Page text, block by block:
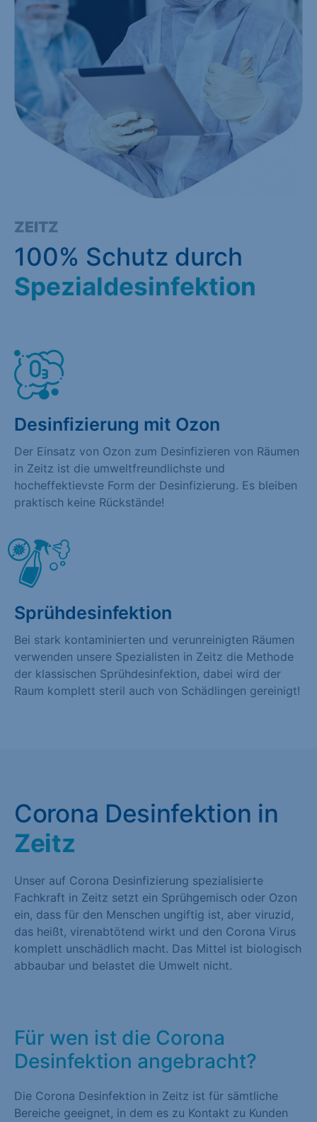
ZEITZ
100% Schutz durch
Spezialdesinfektion
Desinfizierung mit Ozon
Der Einsatz von Ozon zum Desinfizieren von Räumen
in Zeitz ist die umweltfreundlichste und
hocheffektievste Form der Desinfizierung. Es bleiben
praktisch keine Rückstände!
Sprühdesinfektion
Bei stark kontaminierten und verunreinigten Räumen
verwenden unsere Spezialisten in Zeitz die Methode
der klassischen Sprühdesinfektion, dabei wird der
Raum komplett steril auch von Schädlingen gereinigt!
Corona Desinfektion in
Zeitz
Unser auf Corona Desinfizierung spezialisierte
Fachkraft in Zeitz setzt ein Sprühgemisch oder Ozon
ein, dass für den Menschen ungiftig ist, aber viruzid,
das heißt, virenabtötend wirkt und den Corona Virus
komplett unschädlich macht. Das Mittel ist biologisch
abbaubar und belastet die Umwelt nicht.
Für wen ist die Corona
Desinfektion angebracht?
Die Corona Desinfektion in Zeitz ist für sämtliche
Bereiche geeignet, in dem es zu Kontakt zu Kunden